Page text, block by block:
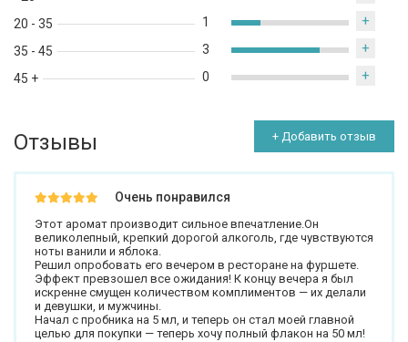
20 - 35
35 - 45
45 +
1 +
3 +
0 +
Отзывы + Добавить отзыв
Очень понравился
Этот аромат производит сильное впечатление.Он
великолепный, крепкий дорогой алкоголь, где чувствуются
ноты ванили и яблока.
Решил опробовать его вечером в ресторане на фуршете.
Эффект превзошел все ожидания! К концу вечера я был
искренне смущен количеством комплиментов — их делали
и девушки, и мужчины.
Начал с пробника на 5 мл, и теперь он стал моей главной
целью для покупки — теперь хочу полный флакон на 50 мл!